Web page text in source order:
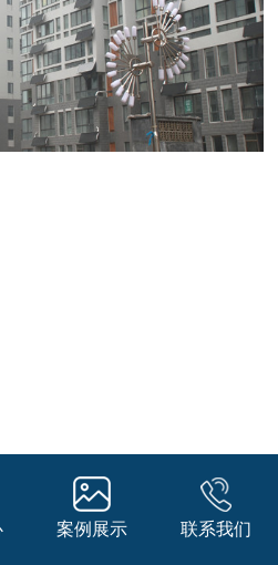
案例展示 联系我们